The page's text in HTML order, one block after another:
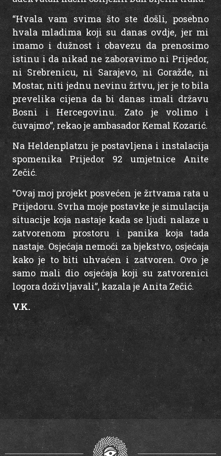
“Hvala vam svima što ste došli, posebno
hvala mladima koji su danas ovdje, jer mi
imamo i dužnost i obavezu da prenosimo
istinu i da nikad ne zaboravimo ni Prijedor,
ni Srebrenicu, ni Sarajevo, ni Goražde, ni
Mostar, niti jednu nevinu žrtvu, jer je to bila
prevelika cijena da bi danas imali državu
Bosni i Hercegovinu. Zato je volimo i
čuvajmo”, rekao je ambasador Kemal Kozarić.
Na Heldenplatzu je postavljena i instalacija
spomenika Prijedor 92 umjetnice Anite
Zečić.
“Ovaj moj projekt posvećen je žrtvama rata u
Prijedoru. Svrha moje postavke je simulacija
situacije koja nastaje kada se ljudi nalaze u
zatvorenom prostoru i panika koja tada
nastaje. Osjećaja nemoći za bjekstvo, osjećaja
kako je to biti uhvaćen i zatvoren. Ovo je
samo mali dio osjećaja koji su zatvorenici
logora doživljavali”, kazala je Anita Zečić.
V.K.